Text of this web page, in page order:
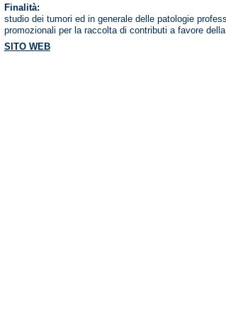
Finalità:
studio dei tumori ed in generale delle patologie
promozionali per la raccolta di contributi a favore
SITO WEB